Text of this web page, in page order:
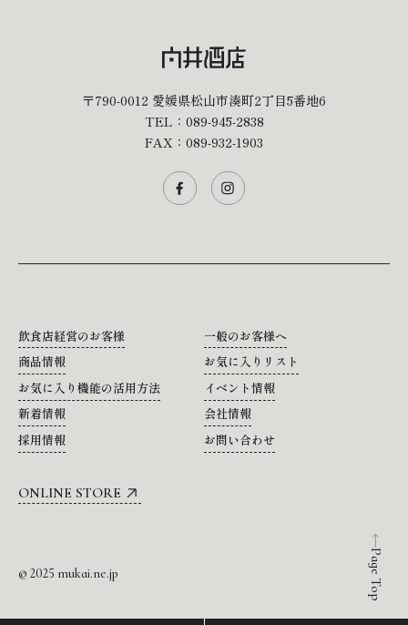
Page Top
〒790-0012 愛媛県松山市湊町2丁目5番地6
TEL： 089-945-2838
FAX：089-932-1903
飲食店経営のお客様
一般のお客様へ
商品情報
お気に入りリスト
お気に入り機能の活用方法
イベント情報
新着情報
会社情報
採用情報
お問い合わせ
ONLINE STORE
© 2025 mukai.ne.jp